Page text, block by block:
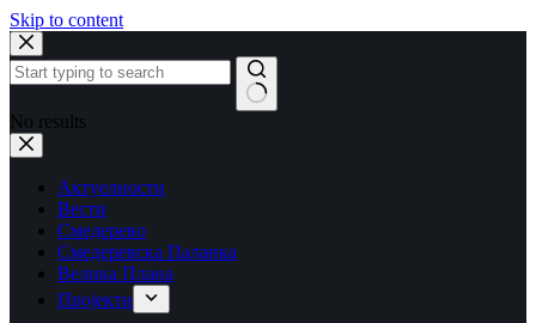
Skip to content
No results
Актуелности
Вести
Смедерево
Смедеревска Паланка
Велика Плана
Пројекти